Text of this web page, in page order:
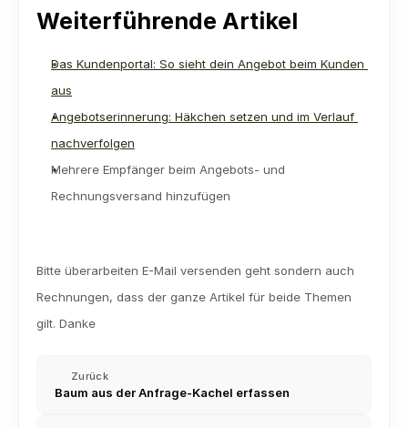
Weiterführende Artikel
Das Kundenportal: So sieht dein Angebot beim Kunden
aus
Angebotserinnerung: Häkchen setzen und im Verlauf
nachverfolgen
Mehrere Empfänger beim Angebots- und
Rechnungsversand hinzufügen
Bitte überarbeiten E-Mail versenden geht sondern auch
Rechnungen, dass der ganze Artikel für beide Themen
gilt. Danke
Zurück
Baum aus der Anfrage-Kachel erfassen